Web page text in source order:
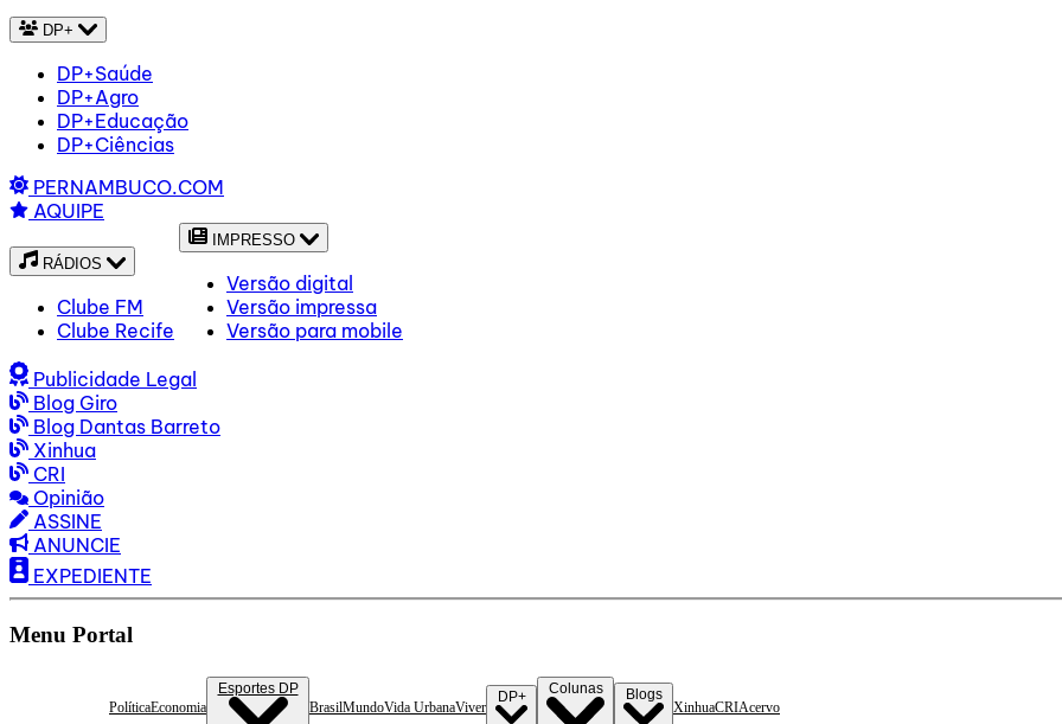
DP+
DP+Saúde
DP+Agro
DP+Educação
DP+Ciências
PERNAMBUCO.COM
AQUIPE
RÁDIOS
Clube FM
Clube Recife
IMPRESSO
Versão digital
Versão impressa
Versão para mobile
Publicidade Legal
Blog Giro
Blog Dantas Barreto
Xinhua
CRI
Opinião
ASSINE
ANUNCIE
EXPEDIENTE
Menu Portal
PolíticaEconomia
Esportes DP
BrasilMundoVida UrbanaViver
DP+ Colunas Blogs
XinhuaCRIAcervo